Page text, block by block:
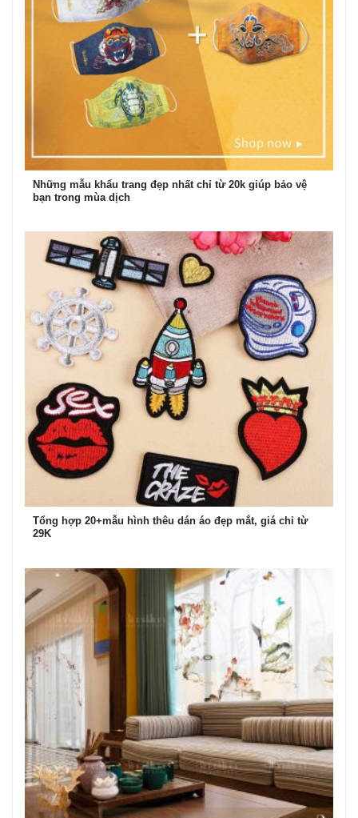
Những mẫu khẩu trang đẹp nhất chỉ từ 20k giúp bảo vệ
bạn trong mùa dịch
Tổng hợp 20+mẫu hình thêu dán áo đẹp mắt, giá chỉ từ
29K